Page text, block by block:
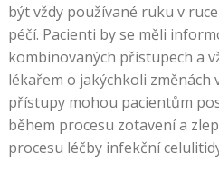
být vždy používané ruku v
péčí. Pacienti by se měli
kombinovaných přístupech a
lékařem o jakýchkoli změnách
přístupy mohou pacientům
během procesu zotavení a
procesu léčby infekční